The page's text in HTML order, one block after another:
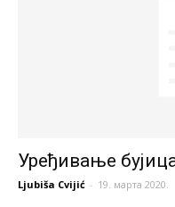
Уређивање
Ljubiša Cvijić - 19. марта 2020.